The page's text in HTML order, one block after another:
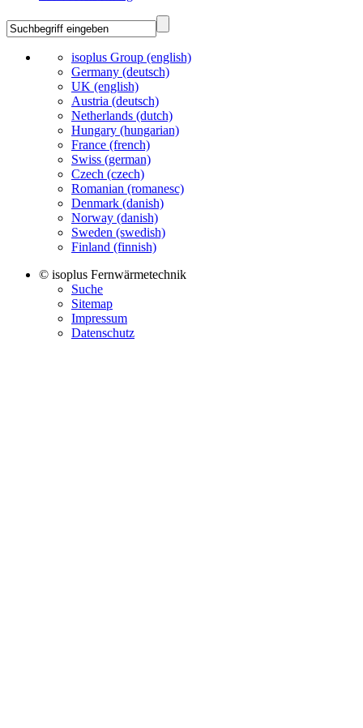
isoplus Group (english)
Germany (deutsch)
UK (english)
Austria (deutsch)
Netherlands (dutch)
Hungary (hungarian)
France (french)
Swiss (german)
Czech (czech)
Romanian (romanesc)
Denmark (danish)
Norway (danish)
Sweden (swedish)
Finland (finnish)
© isoplus Fernwärmetechnik
Suche
Sitemap
Impressum
Datenschutz